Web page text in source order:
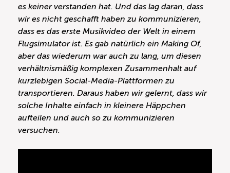
es keiner verstanden hat. Und das lag daran, dass
wir es nicht geschafft haben zu kommunizieren,
dass es das erste Musikvideo der Welt in einem
Flugsimulator ist. Es gab natürlich ein Making Of,
aber das wiederum war auch zu lang, um diesen
verhältnismäßig komplexen Zusammenhalt auf
kurzlebigen Social-Media-Plattformen zu
transportieren. Daraus haben wir gelernt, dass wir
solche Inhalte einfach in kleinere Häppchen
aufteilen und auch so zu kommunizieren
versuchen.